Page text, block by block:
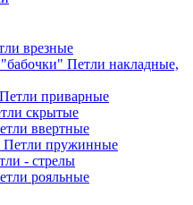
врезные
Петли накладные,
Петли приварные
скрытые
ввертные
Петли пружинные
- стрелы
рояльные